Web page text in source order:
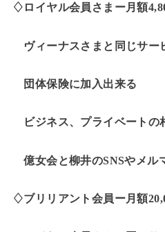
♢ロイヤル会員さまー月額
ヴィーナスさまと同じサー
団体保険に加入出来る
ビジネス、プライベートの
億女会と柳井のSNSやメル
♢ブリリアント会員ー月額